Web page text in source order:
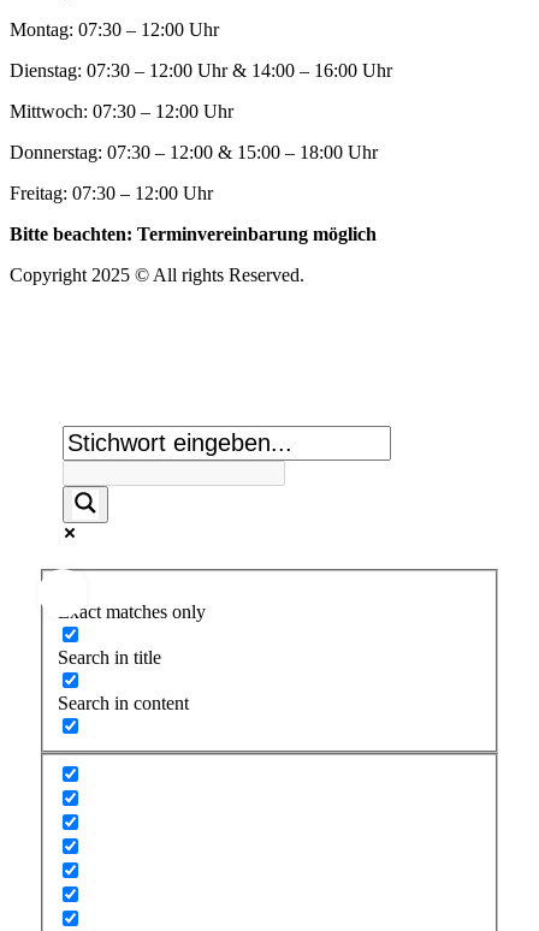
Montag: 07:30 – 12:00 Uhr
Dienstag: 07:30 – 12:00 Uhr & 14:00 – 16:00 Uhr
Mittwoch: 07:30 – 12:00 Uhr
Donnerstag: 07:30 – 12:00 & 15:00 – 18:00 Uhr
Freitag: 07:30 – 12:00 Uhr
Bitte beachten: Terminvereinbarung möglich
Copyright 2025 © All rights Reserved.
Exact matches only
Search in title
Search in content